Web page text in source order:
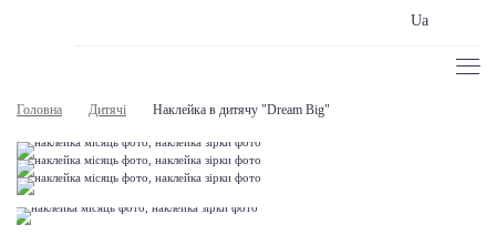
Ua
Головна Дитячі Наклейка в дитячу "Dream Big"